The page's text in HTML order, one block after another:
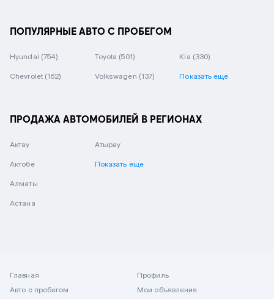
ПОПУЛЯРНЫЕ АВТО С ПРОБЕГОМ
Hyundai (754) Toyota (501) Kia (330)
Chevrolet (162) Volkswagen (137) Показать еще
ПРОДАЖА АВТОМОБИЛЕЙ В РЕГИОНАХ
Актау
Актобе
Алматы
Астана
Атырау
Показать еще
Главная
Авто с пробегом
Профиль
Мои объявления